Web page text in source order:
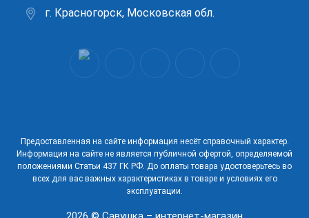
г. Красногорск, Московская обл.
Предоставленная на сайте информация несёт справочный характер.
Информация на сайте не является публичной офертой, определяемой
положениями Статьи 437 ГК РФ. До оплаты товара удостоверьтесь во
всех для вас важных характеристиках в товаре и условиях его
эксплуатации.